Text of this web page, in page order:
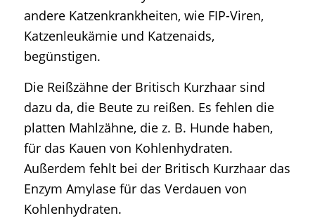
andere Katzenkrankheiten, wie FIP-Viren,
Katzenleukämie und Katzenaids,
begünstigen.
Die Reißzähne der Britisch Kurzhaar sind
dazu da, die Beute zu reißen. Es fehlen die
platten Mahlzähne, die z. B. Hunde haben,
für das Kauen von Kohlenhydraten.
Außerdem fehlt bei der Britisch Kurzhaar das
Enzym Amylase für das Verdauen von
Kohlenhydraten.